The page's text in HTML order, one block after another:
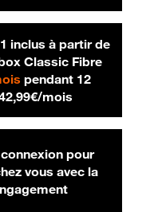
inclus à partir de
Classic Fibre
29,99 € par mois
pendant 12
mois42,99 € par
pour
vous avec la